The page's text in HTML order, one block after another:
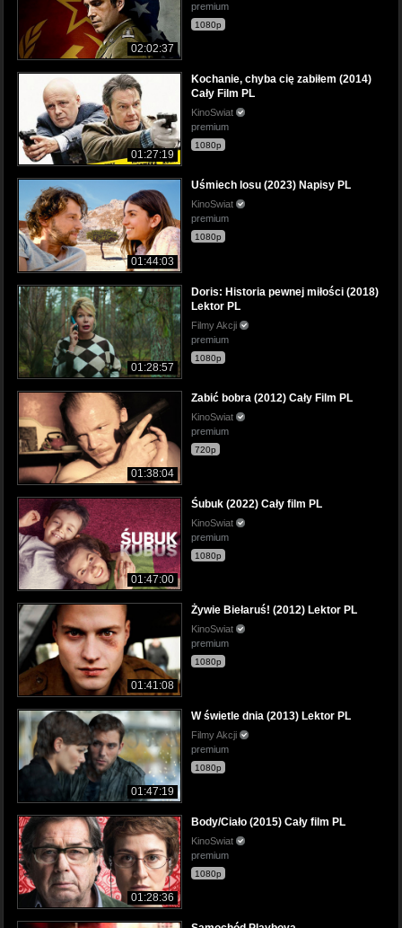
02:02:37
premium
1080p
01:27:19
Kochanie, chyba cię zabiłem (2014)
Cały Film PL
KinoSwiat
premium
1080p
01:44:03
Uśmiech losu (2023) Napisy PL
KinoSwiat
premium
1080p
01:28:57
Doris: Historia pewnej miłości (2018)
Lektor PL
Filmy Akcji
premium
1080p
01:38:04
Zabić bobra (2012) Cały Film PL
KinoSwiat
premium
720p
01:47:00
Śubuk (2022) Cały film PL
KinoSwiat
premium
1080p
01:41:08
Żywie Biełaruś! (2012) Lektor PL
KinoSwiat
premium
1080p
01:47:19
W świetle dnia (2013) Lektor PL
Filmy Akcji
premium
1080p
01:28:36
Body/Ciało (2015) Cały film PL
KinoSwiat
premium
1080p